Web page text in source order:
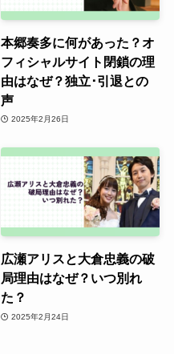
本郷奏多に何があった？オ
フィシャルサイト閉鎖の理
由はなぜ？独立･引退との
声
2025年2月26日
広瀬アリスと大倉忠義の破
局理由はなぜ？いつ別れ
た？
2025年2月24日